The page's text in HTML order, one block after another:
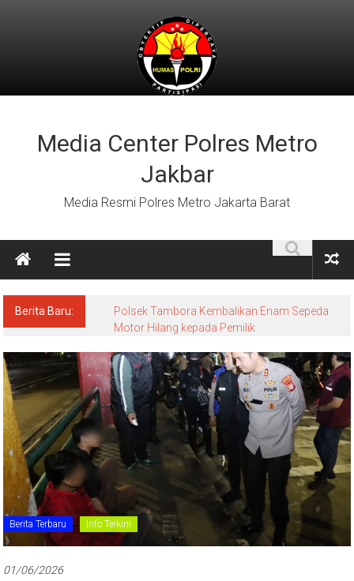
Media Center Polres Metro
Jakbar
Media Resmi Polres Metro Jakarta Barat
Berita Baru:
Polsek Tambora Kembalikan Enam Sepeda
Motor Hilang kepada Pemilik
Berita Terbaru Info Terkini
01/06/2026